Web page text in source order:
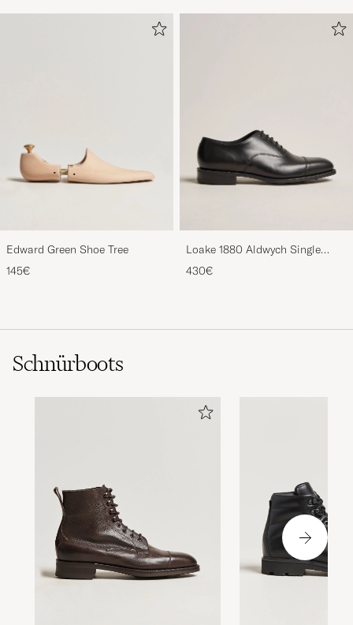
Edward Green Shoe Tree
145€
Loake 1880 Aldwych Single
Oxford Black Calf
430€
Schnürboots